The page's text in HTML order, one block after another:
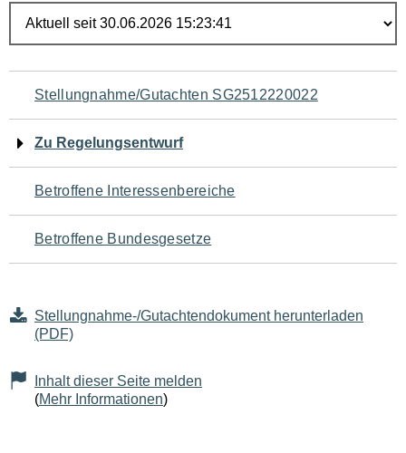
Navigation
für
den
Seiteninhalt
Stellungnahme/Gutachten SG2512220022
Zu Regelungsentwurf
Betroffene Interessenbereiche
Betroffene Bundesgesetze
Stellungnahme-/Gutachtendokument herunterladen
(PDF)
Inhalt dieser Seite melden
(Mehr Informationen)